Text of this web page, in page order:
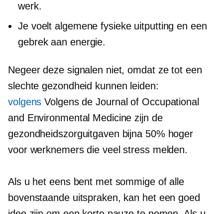
werk.
Je voelt algemene fysieke uitputting en een
gebrek aan energie.
Negeer deze signalen niet, omdat ze tot een
slechte gezondheid kunnen leiden:
volgens Volgens de Journal of Occupational
and Environmental Medicine zijn de
gezondheidszorguitgaven bijna 50% hoger
voor werknemers die veel stress melden.
Als u het eens bent met sommige of alle
bovenstaande uitspraken, kan het een goed